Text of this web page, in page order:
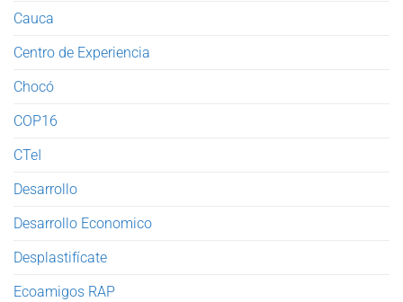
Cauca
Centro de Experiencia
Chocó
COP16
CTeI
Desarrollo
Desarrollo Economico
Desplastifícate
Ecoamigos RAP